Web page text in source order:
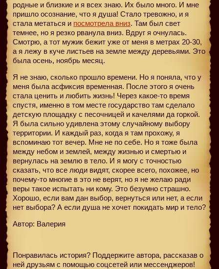
родные и близкие и я всех знаю. Их было много. И мне
пришло осознание, что я душа! Стало тревожно, и я
стала метаться и посмотрела вниз. Там был свет
темнее, но я резко рванула вниз. Вдруг я очнулась.
Смотрю, а тот мужик бежит уже от меня в метрах 20-30,
а я лежу в куче листьев на земле между деревьями. Это
была осень, ноябрь месяц.
Я не знаю, сколько прошло времени. Но я поняла, что у
меня была асфиксия временная. После этого я очень
стала ценить и любить жизнь! Через какое-то время
спустя, именно в том месте государство там сделало
детскую площадку с песочницей и качелями да горкой.
Я была сильно удивлена этому случайному выбору
территории. И каждый раз, когда я там прохожу, я
вспоминаю тот вечер. Мне не по себе. Но я тоже была
между небом и землей, между жизнью и смертью и
вернулась на землю в тело. И я могу с точностью
сказать, что все люди видят, скорее всего, похожее, но
почему-то многие в это не верят, но я не желаю ради
веры такое испытать ни кому. Это безумно страшно.
Хорошо, если вам дан выбор, вернуться или нет, а если
нет выбора? А если душа не хочет покидать мир и тело?
Автор: Валерия
Понравилась история? Поддержите автора, рассказав о
ней друзьям с помощью соцсетей или мессенджеров!